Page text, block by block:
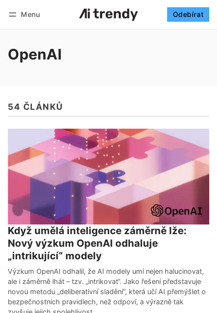
Menu Odebírat
OpenAI
54 ČLÁNKŮ
Když umělá inteligence záměrně lže:
Nový výzkum OpenAI odhaluje
„intrikující“ modely
Výzkum OpenAI odhalil, že AI modely umí nejen halucinovat,
ale i záměrně lhát – tzv. „intrikovat“. Jako řešení představuje
novou metodu „deliberativní sladění“, která učí AI přemýšlet o
bezpečnostních pravidlech, než odpoví, a výrazně tak